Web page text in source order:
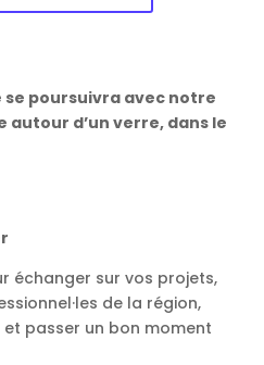
se poursuivra avec notre
autour d’un verre, dans le
échanger sur vos projets,
de la région,
passer un bon moment